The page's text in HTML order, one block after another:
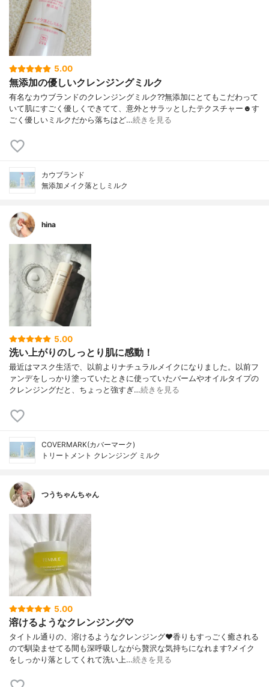
5.00
無添加の優しいクレンジングミルク
有名なカウブランドのクレンジングミルク??無添加にとてもこだわって
いて肌にすごく優しくできてて、意外とサラッとしたテクスチャー☻す
ごく優しいミルクだから落ちはど…続きを見る
カウブランド
無添加メイク落としミルク
hina
5.00
洗い上がりのしっとり肌に感動！
最近はマスク生活で、以前よりナチュラルメイクになりました。以前フ
ァンデをしっかり塗っていたときに使っていたバームやオイルタイプの
クレンジングだと、ちょっと強すぎ…続きを見る
COVERMARK(カバーマーク)
トリートメント クレンジング ミルク
つうちゃんちゃん
5.00
溶けるようなクレンジング♡
タイトル通りの、溶けるようなクレンジング❤️香りもすっごく癒される
ので馴染ませてる間も深呼吸しながら贅沢な気持ちになれます?メイク
をしっかり落としてくれて洗い上…続きを見る